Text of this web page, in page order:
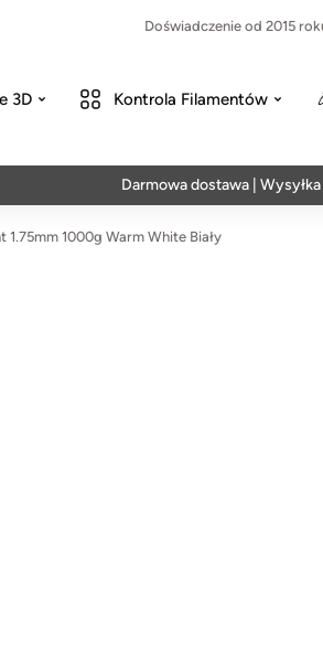
Doświadczenie od 2015
3D Kontrola Filamentów
Darmowa dostawa | Wysyłka z
1.75mm 1000g Warm White Biały